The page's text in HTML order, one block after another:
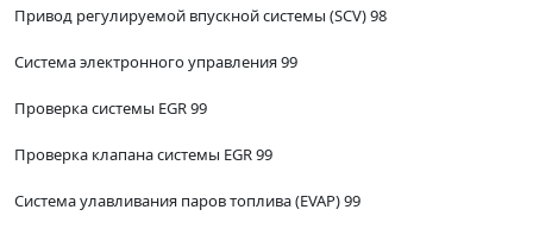
Привод регулируемой впускной системы (SCV) 98
Система электронного управления 99
Проверка системы EGR 99
Проверка клапана системы EGR 99
Система улавливания паров топлива (EVAP) 99